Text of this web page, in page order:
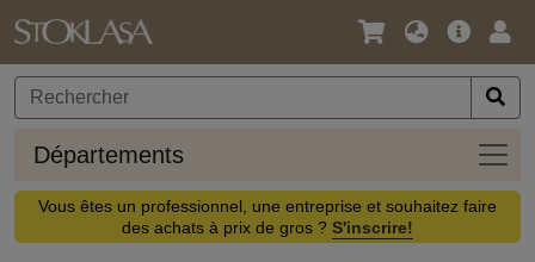
Langue
Devise
Offre
Départements
Vous êtes un professionnel, une entreprise et souhaitez faire
des achats à prix de gros ? S'inscrire!